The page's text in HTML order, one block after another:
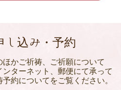
し込み・予約
かご祈祷、ご祈願について
ターネット、郵便にて承って
約についてをご覧ください。